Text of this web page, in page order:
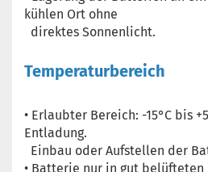
kühlen Ort ohne
direktes Sonnenlicht.
Temperaturbereich
• Erlaubter Bereich: -15°C bis
Entladung.
Einbau oder Aufstellen der
• Batterie nur in gut belüfteten